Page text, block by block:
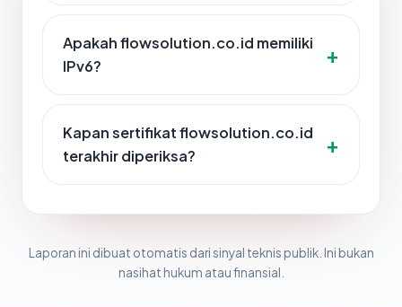
Apakah flowsolution.co.id memiliki
IPv6?
Kapan sertifikat flowsolution.co.id
terakhir diperiksa?
Laporan ini dibuat otomatis dari sinyal teknis publik. Ini bukan
nasihat hukum atau finansial.